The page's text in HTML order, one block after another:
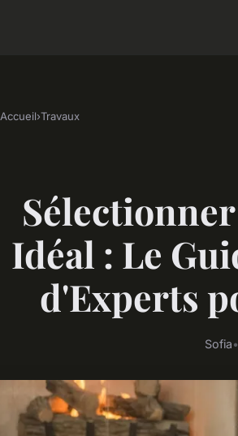
Accueil›Travaux
Idéal : Le
d'Experts
Sofia•